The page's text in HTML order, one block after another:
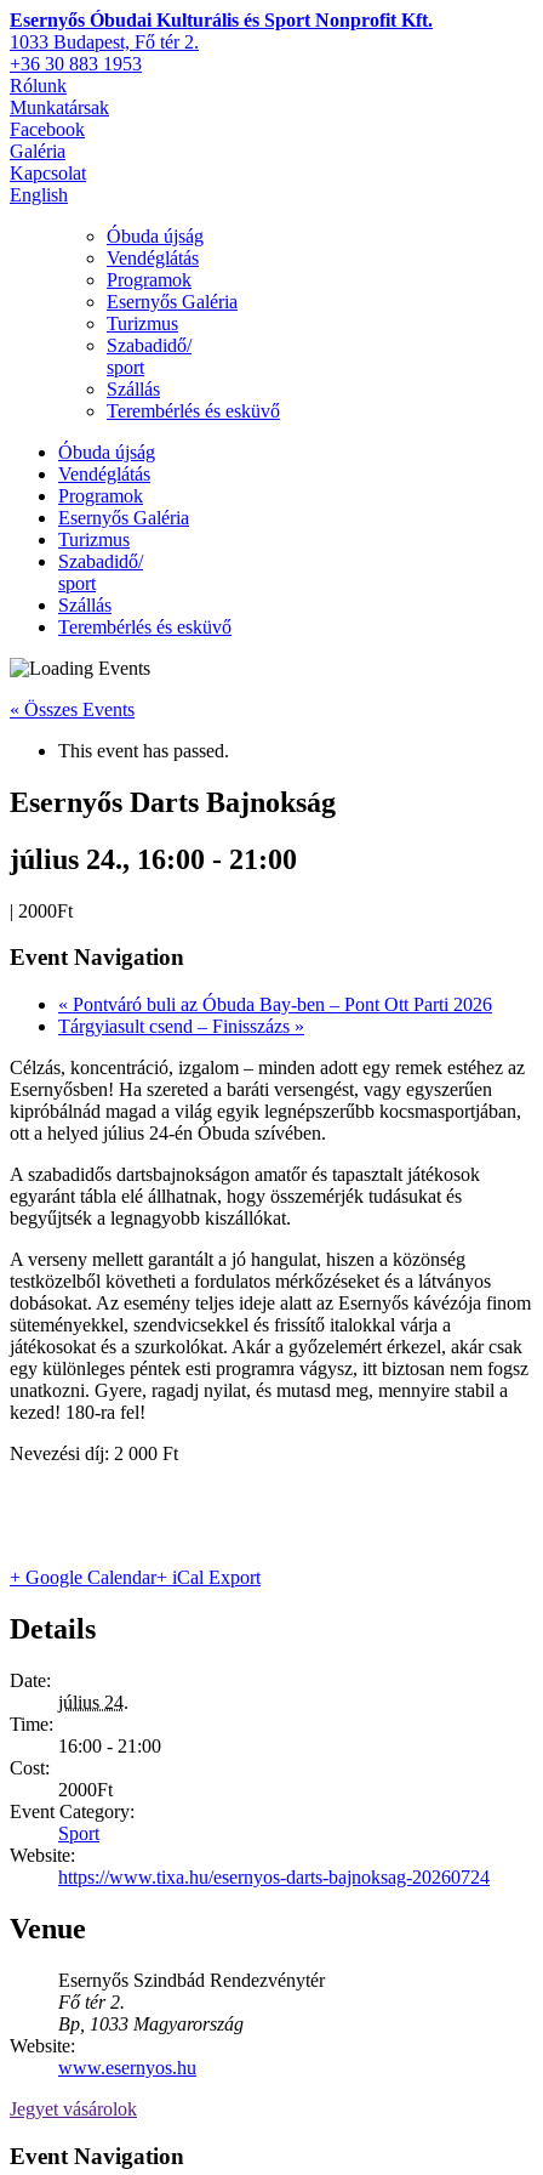
Esernyős Óbudai Kulturális és Sport Nonprofit Kft.
1033 Budapest, Fő tér 2.
+36 30 883 1953
Rólunk
Munkatársak
Facebook
Galéria
Kapcsolat
English
Óbuda újság
Vendéglátás
Programok
Esernyős Galéria
Turizmus
Szabadidő/
sport
Szállás
Terembérlés és esküvő
Óbuda újság
Vendéglátás
Programok
Esernyős Galéria
Turizmus
Szabadidő/
sport
Szállás
Terembérlés és esküvő
« Összes Events
This event has passed.
Esernyős Darts Bajnokság
július 24., 16:00 - 21:00
| 2000Ft
Event Navigation
« Pontváró buli az Óbuda Bay-ben – Pont Ott Parti 2026
Tárgyiasult csend – Finisszázs »
Célzás, koncentráció, izgalom – minden adott egy remek estéhez az
Esernyősben! Ha szereted a baráti versengést, vagy egyszerűen
kipróbálnád magad a világ egyik legnépszerűbb kocsmasportjában,
ott a helyed július 24-én Óbuda szívében.
A szabadidős dartsbajnokságon amatőr és tapasztalt játékosok
egyaránt tábla elé állhatnak, hogy összemérjék tudásukat és
begyűjtsék a legnagyobb kiszállókat.
A verseny mellett garantált a jó hangulat, hiszen a közönség
testközelből követheti a fordulatos mérkőzéseket és a látványos
dobásokat. Az esemény teljes ideje alatt az Esernyős kávézója finom
süteményekkel, szendvicsekkel és frissítő italokkal várja a
játékosokat és a szurkolókat. Akár a győzelemért érkezel, akár csak
egy különleges péntek esti programra vágysz, itt biztosan nem fogsz
unatkozni. Gyere, ragadj nyilat, és mutasd meg, mennyire stabil a
kezed! 180-ra fel!
Nevezési díj: 2 000 Ft
+ Google Calendar+ iCal Export
Details
Date:
július 24.
Time:
16:00 - 21:00
Cost:
2000Ft
Event Category:
Sport
Website:
https://www.tixa.hu/esernyos-darts-bajnoksag-20260724
Venue
Esernyős Szindbád Rendezvénytér
Fő tér 2.
Bp 1033 Magyarország
Website:
www.esernyos.hu
Jegyet vásárolok
Event Navigation